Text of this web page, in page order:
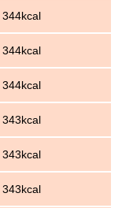
344kcal
344kcal
344kcal
343kcal
343kcal
343kcal